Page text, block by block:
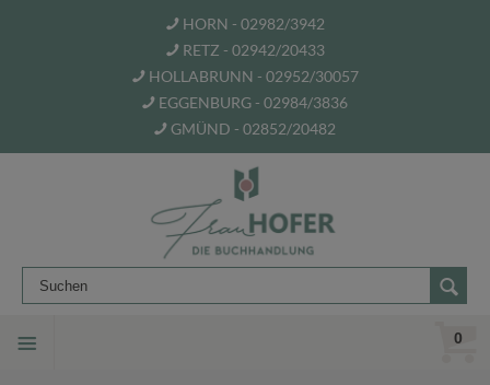
HORN - 02982/3942
RETZ - 02942/20433
HOLLABRUNN - 02952/30057
EGGENBURG - 02984/3836
GMÜND - 02852/20482
0